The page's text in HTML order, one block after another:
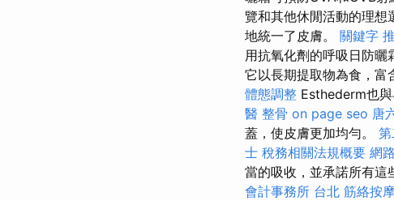
覽和其他休閒活動的理
地統一了皮膚。 關鍵字
用抗氧化劑的呼吸日防曬
它以長期提取物為食，富
體態調整 Esthederm也
醫 整骨 on page seo 唐
蓋，使皮膚更加均勻。
士 稅務相關法規概要 網
當的吸收，並承諾所有這
會計事務所 台北 筋絡按